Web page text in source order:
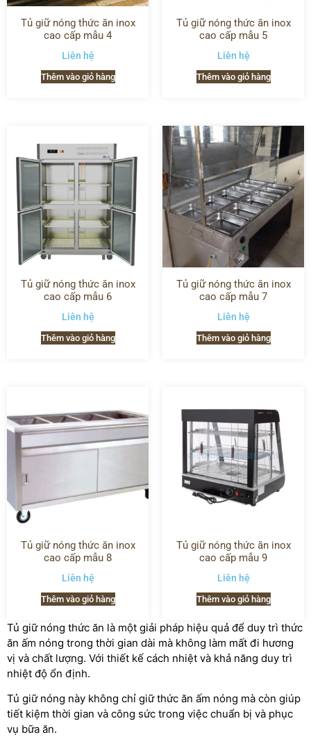
Tủ giữ nóng thức ăn inox
cao cấp mẫu 4
Liên hệ
Thêm vào giỏ hàng
Tủ giữ nóng thức ăn inox
cao cấp mẫu 5
Liên hệ
Thêm vào giỏ hàng
Tủ giữ nóng thức ăn inox
cao cấp mẫu 6
Liên hệ
Thêm vào giỏ hàng
Tủ giữ nóng thức ăn inox
cao cấp mẫu 7
Liên hệ
Thêm vào giỏ hàng
Tủ giữ nóng thức ăn inox
cao cấp mẫu 8
Liên hệ
Thêm vào giỏ hàng
Tủ giữ nóng thức ăn inox
cao cấp mẫu 9
Liên hệ
Thêm vào giỏ hàng
Tủ giữ nóng thức ăn là một giải pháp hiệu quả để duy trì thức
ăn ấm nóng trong thời gian dài mà không làm mất đi hương
vị và chất lượng. Với thiết kế cách nhiệt và khả năng duy trì
nhiệt độ ổn định.
Tủ giữ nóng này không chỉ giữ thức ăn ấm nóng mà còn giúp
tiết kiệm thời gian và công sức trong việc chuẩn bị và phục
vụ bữa ăn.